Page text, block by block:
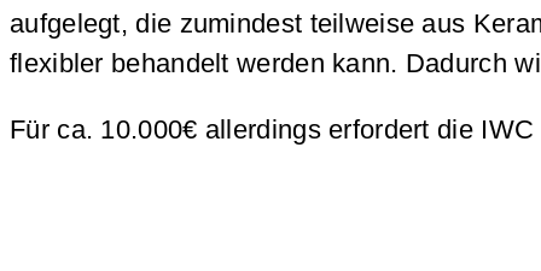
aufgelegt, die zumindest teilweise aus
flexibler behandelt werden kann. Dadurch
Für ca. 10.000€ allerdings erfordert die